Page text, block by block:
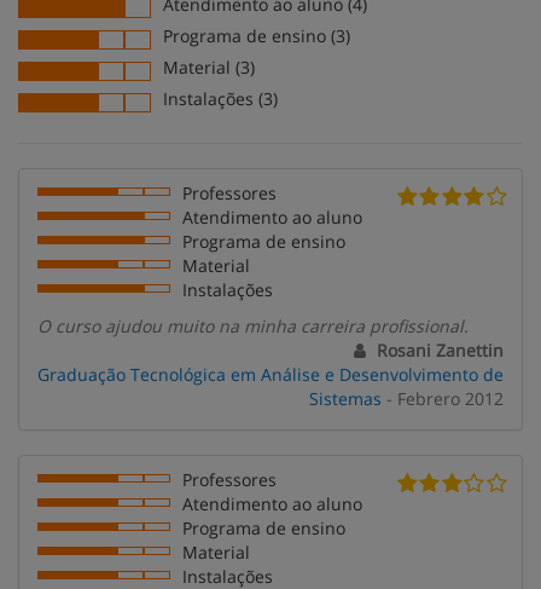
Programa de ensino (3)
Material (3)
Instalações (3)
Professores
Atendimento ao aluno
Programa de ensino
Material
Instalações
O curso ajudou muito na minha carreira profissional.
Rosani Zanettin
Graduação Tecnológica em Análise e Desenvolvimento de
Sistemas - Febrero 2012
Professores
Atendimento ao aluno
Programa de ensino
Material
Instalações